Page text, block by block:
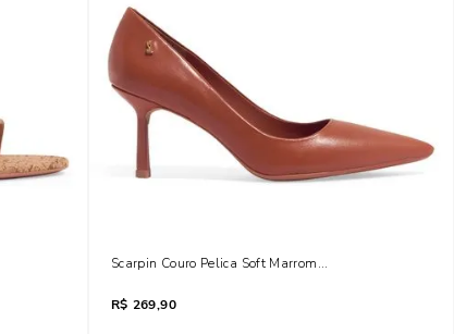
Scarpin Couro Pelica Soft Marrom Safari Bico Fino
R$ 269,90